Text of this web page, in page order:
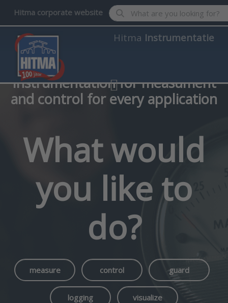
Hitma corporate website Enter a search term. Results
Hitma Instrumentatie
Instrumentation for measument
and control for every application
What would
you like to
do?
measure control guard
logging visualize